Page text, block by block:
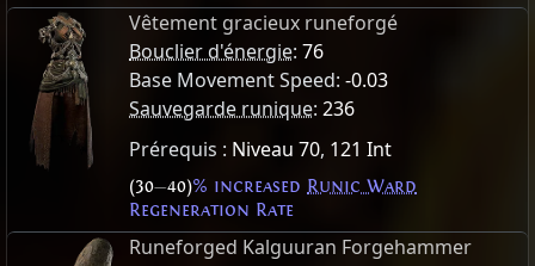
Vêtement gracieux runeforgé
Bouclier d'énergie: 76
Base Movement Speed: -0.03
Sauvegarde runique: 236
Prérequis : Niveau 70, 121 Int
(30—40)% increased Runic Ward
Regeneration Rate
Runeforged Kalguuran Forgehammer